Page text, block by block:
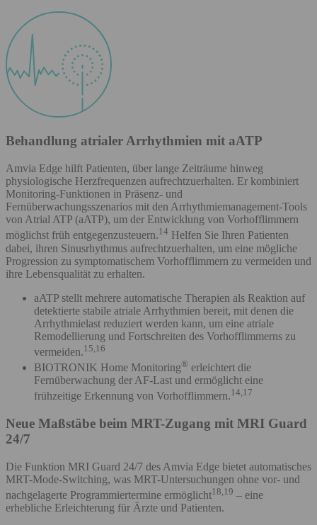
Behandlung atrialer Arrhythmien mit aATP
Amvia Edge hilft Patienten, über lange Zeiträume hinweg
physiologische Herzfrequenzen aufrechtzuerhalten. Er kombiniert
Monitoring-Funktionen in Präsenz- und
Fernüberwachungsszenarios mit den Arrhythmiemanagement-Tools
von Atrial ATP (aATP), um der Entwicklung von Vorhofflimmern
möglichst früh entgegenzusteuern.14 Helfen Sie Ihren Patienten
dabei, ihren Sinusrhythmus aufrechtzuerhalten, um eine mögliche
Progression zu symptomatischem Vorhofflimmern zu vermeiden und
ihre Lebensqualität zu erhalten.
aATP stellt mehrere automatische Therapien als Reaktion auf
detektierte stabile atriale Arrhythmien bereit, mit denen die
Arrhythmielast reduziert werden kann, um eine atriale
Remodellierung und Fortschreiten des Vorhofflimmerns zu
vermeiden.15,16
BIOTRONIK Home Monitoring® erleichtert die
Fernüberwachung der AF-Last und ermöglicht eine
frühzeitige Erkennung von Vorhofflimmern.14,17
Neue Maßstäbe beim MRT-Zugang mit MRI Guard
24/7
Die Funktion MRI Guard 24/7 des Amvia Edge bietet automatisches
MRT-Mode-Switching, was MRT-Untersuchungen ohne vor- und
nachgelagerte Programmiertermine ermöglicht18,19 – eine
erhebliche Erleichterung für Ärzte und Patienten.